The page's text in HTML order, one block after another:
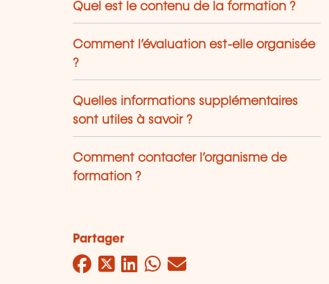
Quel est le contenu de la formation ?
Comment l’évaluation est-elle organisée
?
Quelles informations supplémentaires
sont utiles à savoir ?
Comment contacter l’organisme de
formation ?
Partager
Facebook
Twitter
LinkedIn
WhatsApp
Mail